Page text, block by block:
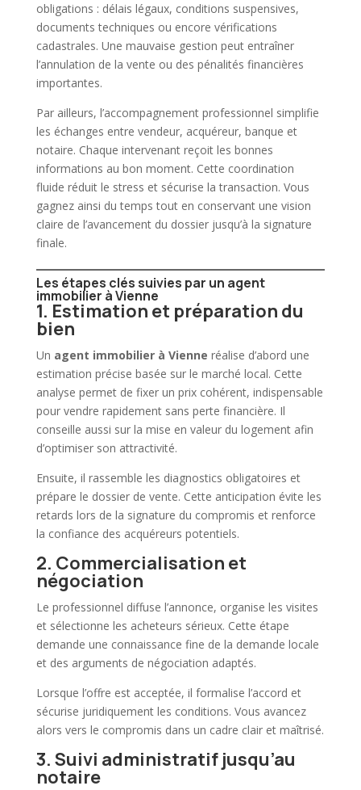
obligations : délais légaux, conditions suspensives,
documents techniques ou encore vérifications
cadastrales. Une mauvaise gestion peut entraîner
l’annulation de la vente ou des pénalités financières
importantes.
Par ailleurs, l’accompagnement professionnel simplifie
les échanges entre vendeur, acquéreur, banque et
notaire. Chaque intervenant reçoit les bonnes
informations au bon moment. Cette coordination
fluide réduit le stress et sécurise la transaction. Vous
gagnez ainsi du temps tout en conservant une vision
claire de l’avancement du dossier jusqu’à la signature
finale.
Les étapes clés suivies par un agent
immobilier à Vienne
1. Estimation et préparation du
bien
Un agent immobilierà Vienne réalise d’abord une
estimation précise basée sur le marché local. Cette
analyse permet de fixer un prix cohérent, indispensable
pour vendre rapidement sans perte financière. Il
conseille aussi sur la mise en valeur du logement afin
d’optimiser son attractivité.
Ensuite, il rassemble les diagnostics obligatoires et
prépare le dossier de vente. Cette anticipation évite les
retards lors de la signature du compromis et renforce
la confiance des acquéreurs potentiels.
2. Commercialisation et
négociation
Le professionnel diffuse l’annonce, organise les visites
et sélectionne les acheteurs sérieux. Cette étape
demande une connaissance fine de la demande locale
et des arguments de négociation adaptés.
Lorsque l’offre est acceptée, il formalise l’accord et
sécurise juridiquement les conditions. Vous avancez
alors vers le compromis dans un cadre clair et maîtrisé.
3. Suivi administratif jusqu’au
notaire